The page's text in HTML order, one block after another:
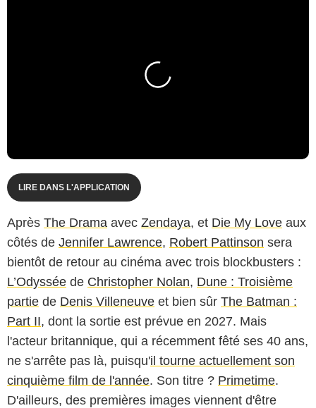
LIRE DANS L'APPLICATION
Après The Drama avec Zendaya, et Die My Love aux
côtés de Jennifer Lawrence, Robert Pattinson sera
bientôt de retour au cinéma avec trois blockbusters :
L’Odyssée de Christopher Nolan, Dune : Troisième
partie de Denis Villeneuve et bien sûr The Batman :
Part II, dont la sortie est prévue en 2027. Mais
l'acteur britannique, qui a récemment fêté ses 40 ans,
ne s'arrête pas là, puisqu'il tourne actuellement son
cinquième film de l'année. Son titre ? Primetime.
D'ailleurs, des premières images viennent d'être